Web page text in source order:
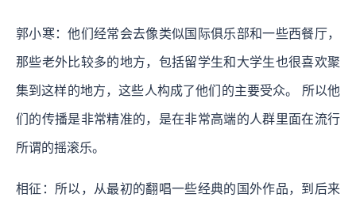
郭小寒：他们经常会去像类似国际俱乐部和一些西餐厅，
那些老外比较多的地方，包括留学生和大学生也很喜欢聚
集到这样的地方，这些人构成了他们的主要受众。 所以他
们的传播是非常精准的，是在非常高端的人群里面在流行
所谓的摇滚乐。
相征：所以，从最初的翻唱一些经典的国外作品，到后来